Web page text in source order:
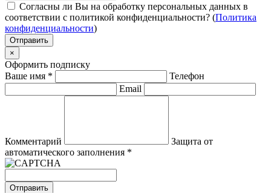
Согласны ли Вы на обработку персональных данных в
соответствии с политикой конфиденциальности? (Политика
конфиденциальности)
Отправить
×
Оформить подписку
Ваше имя *
Телефон
Email
Комментарий
Защита от
автоматического заполнения *
Отправить